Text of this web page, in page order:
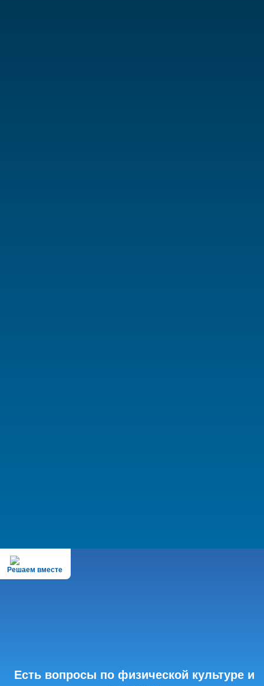
Решаем вместе
Есть вопросы по физической культуре и